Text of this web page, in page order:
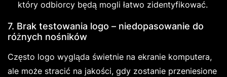
który odbiorcy będą mogli łatwo zidentyfikować.
7. Brak testowania logo – niedopasowanie do
różnych nośników
Często logo wygląda świetnie na ekranie komputera,
ale może stracić na jakości, gdy zostanie przeniesione